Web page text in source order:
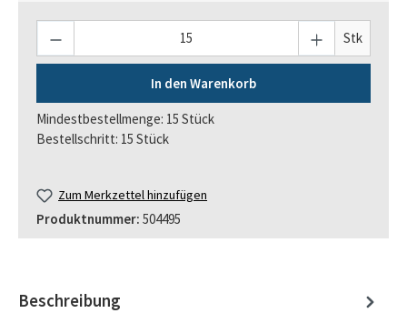
Stk
In den Warenkorb
Mindestbestellmenge: 15 Stück
Bestellschritt: 15 Stück
Zum Merkzettel hinzufügen
Produktnummer: 504495
Beschreibung